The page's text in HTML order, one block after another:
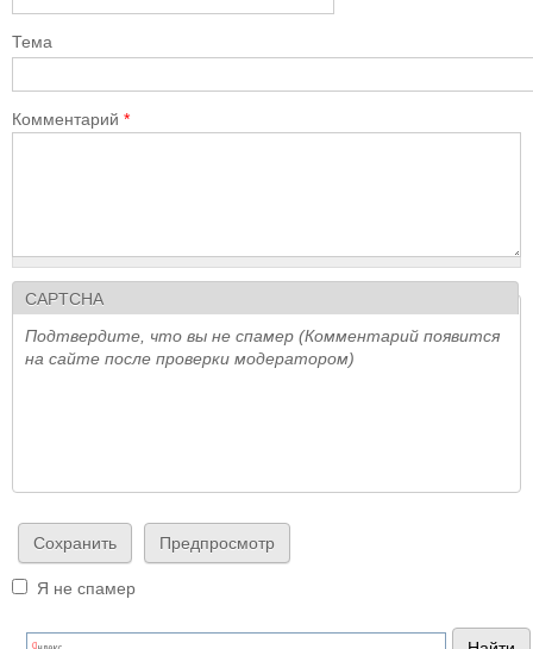
Тема
Комментарий *
CAPTCHA
Подтвердите, что вы не спамер (Комментарий появится
на сайте после проверки модератором)
Я не спамер
Я спамер